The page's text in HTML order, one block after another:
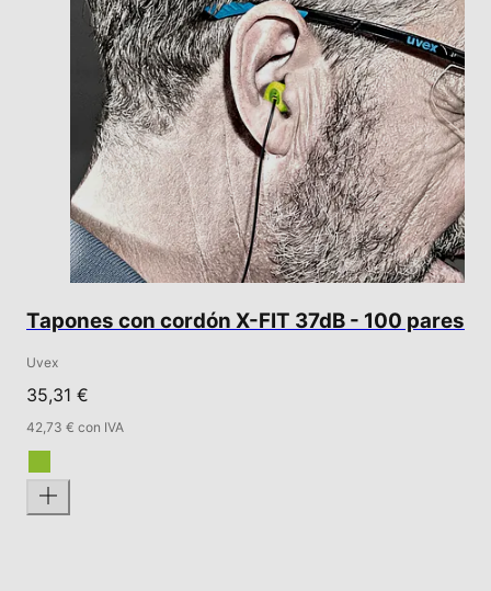
Tapones con cordón X-FIT 37dB - 100 pares
Uvex
35,31 €
42,73 € con IVA